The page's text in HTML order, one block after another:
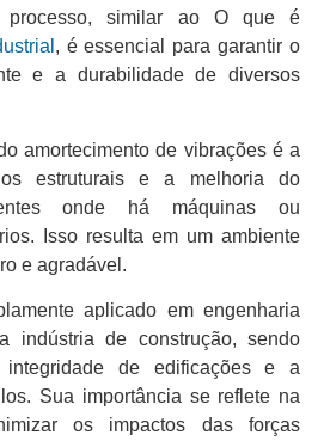
processo, similar ao O que é
, é essencial para garantir o
e a durabilidade de diversos
amortecimento de vibrações é a
estruturais e a melhoria do
onde há máquinas ou
Isso resulta em um ambiente
e agradável.
aplicado em engenharia
indústria de construção, sendo
de edificações e a
Sua importância se reflete na
os impactos das forças